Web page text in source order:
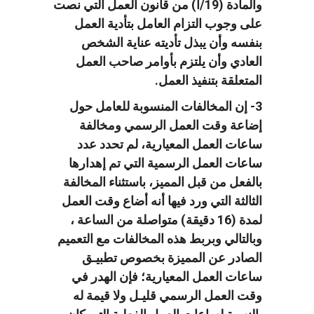
والمادة (19/أ) من قانون العمل التي نصت
على وجوب التزام العامل بتأدية العمل
بنفسه وأن يبذل تأديته عناية الشخص
العادي وأن يلتزم بأوامر صاحب العمل
المتعلقة بتنفيذ العمل.
3- إن المخالفات المنسوبة للعامل حول
إضاعة وقت العمل الرسمي ومخالفة
ساعات العمل المعيارية، لم تحدد عدد
ساعات العمل الرسمية التي تم إهدارها
بالفعل من قبل المميز، باستثناء المخالفة
الثالثة التي ورد فيها أنه أضاع وقت العمل
لمدة (16 دقيقة) متواصلة من الساعة ،
وبالتالي وبربط هذه المخالفات مع التعميم
الصادر عن المميزة بخصوص تطبيـق
ساعات العمل المعيارية؛ فإن الهدر في
وقت العمل الرسمي قليـل ولا قيمة له